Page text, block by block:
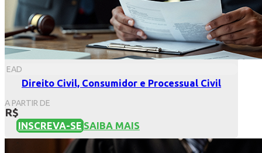
EAD
Direito Civil, Consumidor e Processual Civil
A PARTIR DE
R$
INSCREVA-SE SAIBA MAIS